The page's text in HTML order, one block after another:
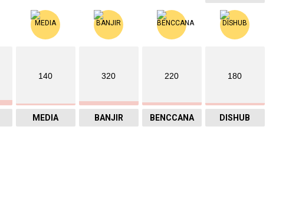
140
MEDIA
320
BANJIR
220
BENCCANA
180
DISHUB